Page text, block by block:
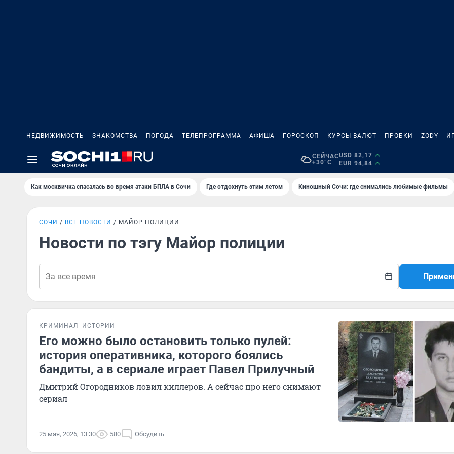
НЕДВИЖИМОСТЬ ЗНАКОМСТВА ПОГОДА ТЕЛЕПРОГРАММА АФИША ГОРОСКОП КУРСЫ ВАЛЮТ ПРОБКИ ZODY
СЕЙЧАС
+30°C
USD 82,17
EUR 94,84
Как москвичка спасалась во время атаки БПЛА в Сочи Где отдохнуть этим летом Киношный Сочи: где снимались любимые фильмы
СОЧИ ВСЕ НОВОСТИ МАЙОР ПОЛИЦИИ
Новости по тэгу Майор полиции
КРИМИНАЛ ИСТОРИИ
Его можно было остановить только пулей:
история оперативника, которого боялись
бандиты, а в сериале играет Павел Прилучный
Дмитрий Огородников ловил киллеров. А сейчас про него снимают
сериал
25 мая, 2026, 13:30 580 Обсудить